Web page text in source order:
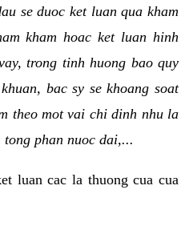
se duoc ket luan qua kham
kham hoac ket luan hinh
trong tinh huong bao quy
bac sy se khoang soat
theo mot vai chi dinh nhu la
tong phan nuoc dai,...
luan cac la thuong cua cua